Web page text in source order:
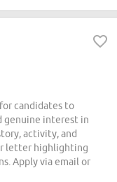
candidates to
genuine interest in
activity, and
letter highlighting
Apply via email or